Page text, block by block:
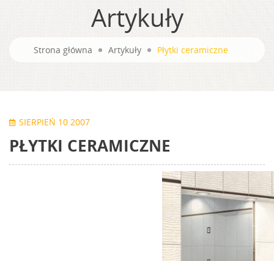
Artykuły
Strona główna Artykuły Płytki ceramiczne
SIERPIEŃ 10 2007
PŁYTKI CERAMICZNE